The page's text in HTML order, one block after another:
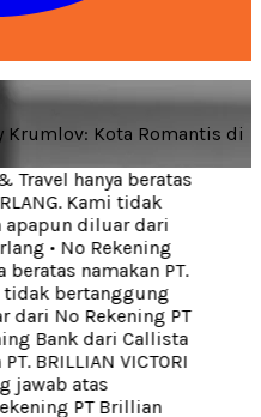
Krumlov: Kota Romantis di
hanya beratas
Kami tidak
diluar dari
• No Rekening
namakan PT.
tidak bertanggung
No Rekening PT
Bank dari Callista
BRILLIAN VICTORI
jawab atas
PT Brillian